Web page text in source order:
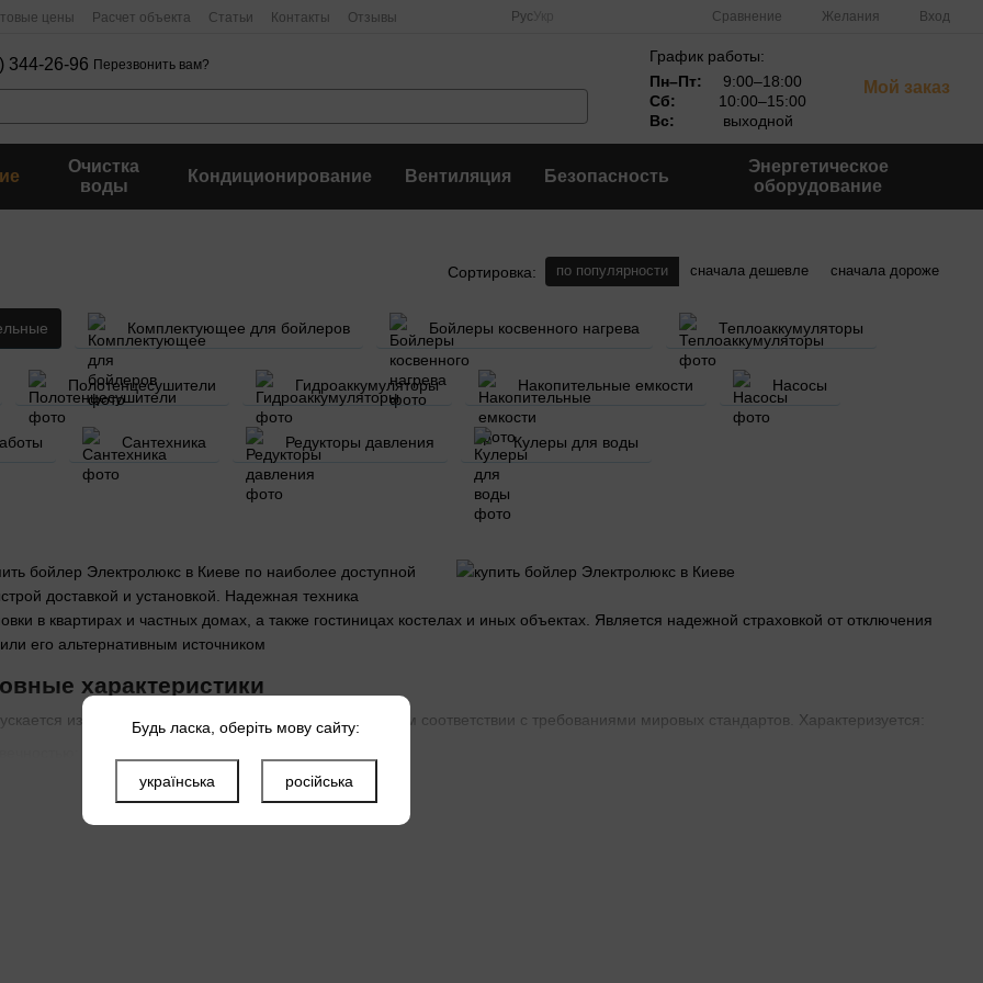
цены Расчет объекта Статьи Контакты Отзывы Рус Сравнение Желания Вход
344-26-96 Перезвонить вам?
График работы:
Пн–Пт:
9:00–18:00
Сб:
10:00–15:00
Вс:
выходной
Мой заказ
Очистка
воды
Кондиционирование Вентиляция Безопасность
Энергетическое
оборудование
Сортировка: по популярности сначала дешевле сначала дороже
Комплектующее для бойлеров Бойлеры косвенного нагрева Теплоаккумуляторы
Полотенцесушители Гидроаккумуляторы Накопительные емкости Насосы
Сантехника Редукторы давления Кулеры для воды
бойлер Электролюкс в Киеве по наиболее доступной
доставкой и установкой. Надежная техника
в квартирах и частных домах, а также гостиницах костелах и иных объектах. Является надежной страховкой от отключения
его альтернативным источником
характеристики
известным шведским производителем в строгом соответствии с требованиями мировых стандартов. Характеризуется:
Будь ласка, оберіть мову сайту:
українська російська